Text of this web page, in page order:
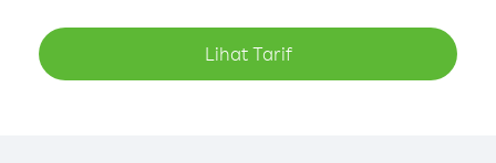
Lihat Tarif